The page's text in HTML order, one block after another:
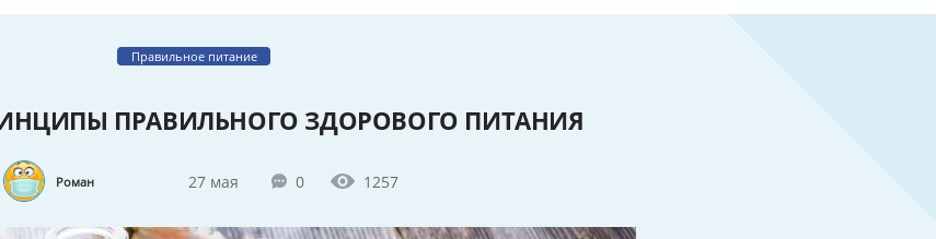
Правильное питание
ПРАВИЛЬНОГО ЗДОРОВОГО ПИТАНИЯ
Роман 27 мая 0 1257